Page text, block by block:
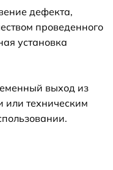
дефекта,
проведенного
установка
выход из
или техническим